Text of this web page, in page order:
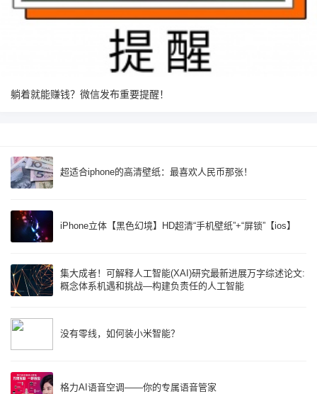
躺着就能赚钱？微信发布重要提醒！
超适合iphone的高清壁纸：最喜欢人民币那张！
iPhone立体【黑色幻境】HD超清“手机壁纸”+“屏锁”【ios】
集大成者！可解释人工智能(XAI)研究最新进展万字综述论文:
概念体系机遇和挑战—构建负责任的人工智能
没有零线，如何装小米智能？
格力AI语音空调——你的专属语音管家